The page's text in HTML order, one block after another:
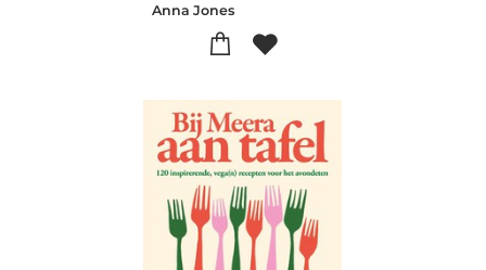
Anna Jones